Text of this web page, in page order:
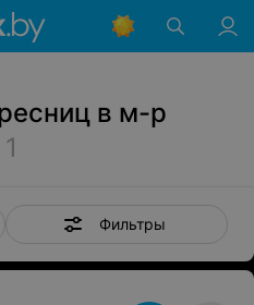
в м-р
1
Фильтры